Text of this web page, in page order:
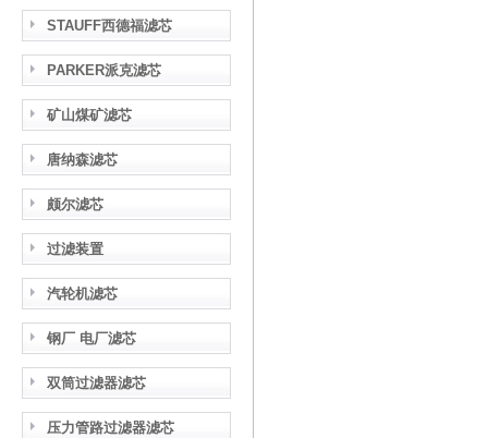
STAUFF西德福滤芯
PARKER派克滤芯
矿山煤矿滤芯
唐纳森滤芯
颇尔滤芯
过滤装置
汽轮机滤芯
钢厂 电厂滤芯
双筒过滤器滤芯
压力管路过滤器滤芯